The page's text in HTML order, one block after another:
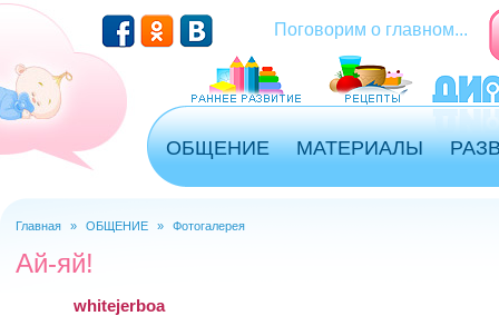
Перейти к основному содержанию
Поговорим о главном...
ОБЩЕНИЕ МАТЕРИАЛЫ
Вы здесь
Главная » ОБЩЕНИЕ » Фотогалерея
Ай-яй!
whitejerboa